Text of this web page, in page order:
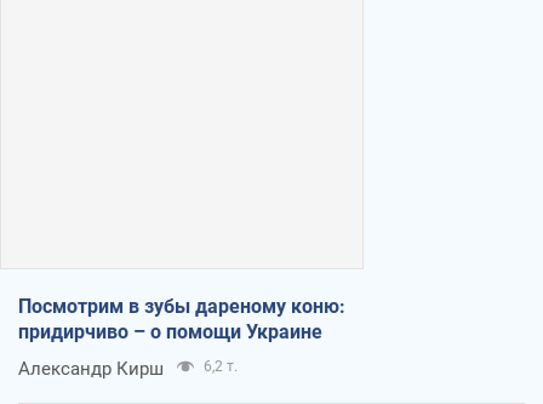
Посмотрим в зубы дареному коню:
придирчиво – о помощи Украине
Александр Кирш 6,2 т.